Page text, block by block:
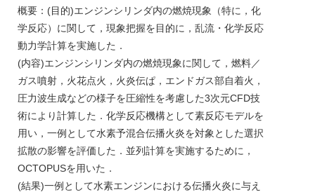
概要：(目的)エンジンシリンダ内の燃焼現象（特に，化
学反応）に関して，現象把握を目的に，乱流・化学反応
動力学計算を実施した．
(内容)エンジンシリンダ内の燃焼現象に関して，燃料／
ガス噴射，火花点火，火炎伝ぱ，エンドガス部自着火，
圧力波生成などの様子を圧縮性を考慮した3次元CFD技
術により計算した．化学反応機構として素反応モデルを
用い，一例として水素予混合伝播火炎を対象とした選択
拡散の影響を評価した．並列計算を実施するために，
OCTOPUSを用いた．
(結果)一例として水素エンジンにおける伝播火炎に与え